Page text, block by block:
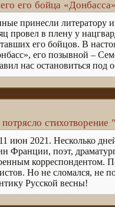
его бойца
принесли литератору
провел в плену у
его бойцов. В
его позывной –
нас остановиться под
2021. Несколько дней
Франции, поэт,
корреспондентом.
Но не сломался, не
Русской весны!